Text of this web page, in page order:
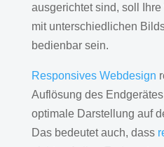
ausgerichtet sind, soll
mit unterschiedlichen
bedienbar sein.
Responsives Webdesign
Auflösung des
optimale Darstellung auf
Das bedeutet auch, dass